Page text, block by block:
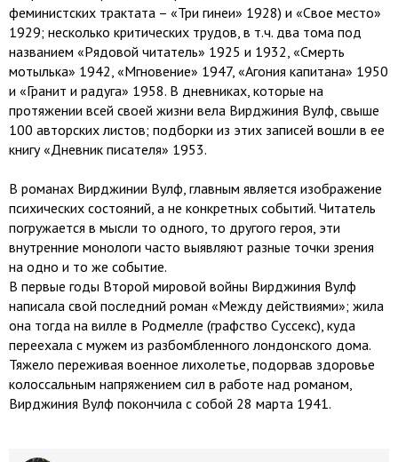
феминистских трактата – «Три гинеи» 1928) и «Свое место»
1929; несколько критических трудов, в т.ч. два тома под
названием «Рядовой читатель» 1925 и 1932, «Смерть
мотылька» 1942, «Мгновение» 1947, «Агония капитана» 1950
и «Гранит и радуга» 1958. В дневниках, которые на
протяжении всей своей жизни вела Вирджиния Вулф, свыше
100 авторских листов; подборки из этих записей вошли в ее
книгу «Дневник писателя» 1953.
В романах Вирджинии Вулф, главным является изображение
психических состояний, а не конкретных событий. Читатель
погружается в мысли то одного, то другого героя, эти
внутренние монологи часто выявляют разные точки зрения
на одно и то же событие.
В первые годы Второй мировой войны Вирджиния Вулф
написала свой последний роман «Между действиями»; жила
она тогда на вилле в Родмелле (графство Суссекс), куда
переехала с мужем из разбомбленного лондонского дома.
Тяжело переживая военное лихолетье, подорвав здоровье
колоссальным напряжением сил в работе над романом,
Вирджиния Вулф покончила с собой 28 марта 1941.